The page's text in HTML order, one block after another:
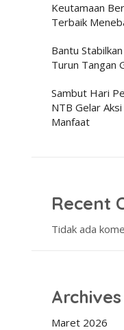
Keutamaan
Terbaik
Bantu
Turun Tangan
Sambut Hari
NTB Gelar
Manfaat
Recent
Tidak ada
Archives
Maret 2026